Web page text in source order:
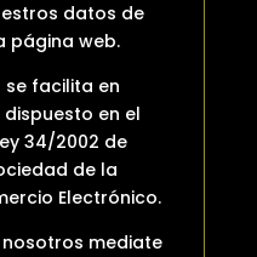
datos de
página web.
se facilita en
en el
34/2002 de
de la
Electrónico.
mediate